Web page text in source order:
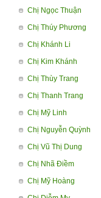
Chị Ngọc Thuận
Chị Thúy Phương
Chị Khánh Li
Chị Kim Khánh
Chị Thùy Trang
Chị Thanh Trang
Chị Mỹ Linh
Chị Nguyễn Quỳnh
Chị Vũ Thị Dung
Chị Nhã Điềm
Chị Mỹ Hoàng